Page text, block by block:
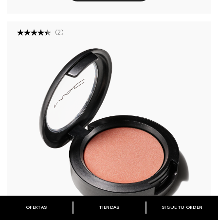
( 2 )
BIENVENIDO A M·A·C COSMETICS
OFERTAS TIENDAS SIGUE TU ORDEN